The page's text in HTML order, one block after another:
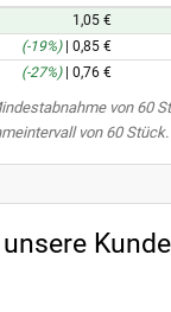
1,05 €
(-19%) 0,85 €
(-27%) 0,76 €
von 60
von 60 Stück.